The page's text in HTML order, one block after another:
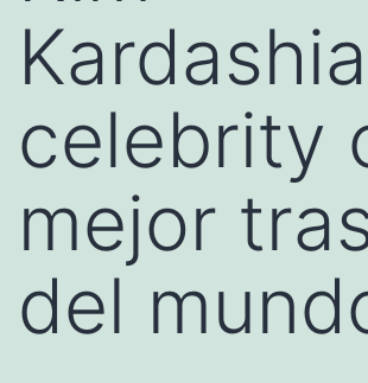
celebrity
mejor
del